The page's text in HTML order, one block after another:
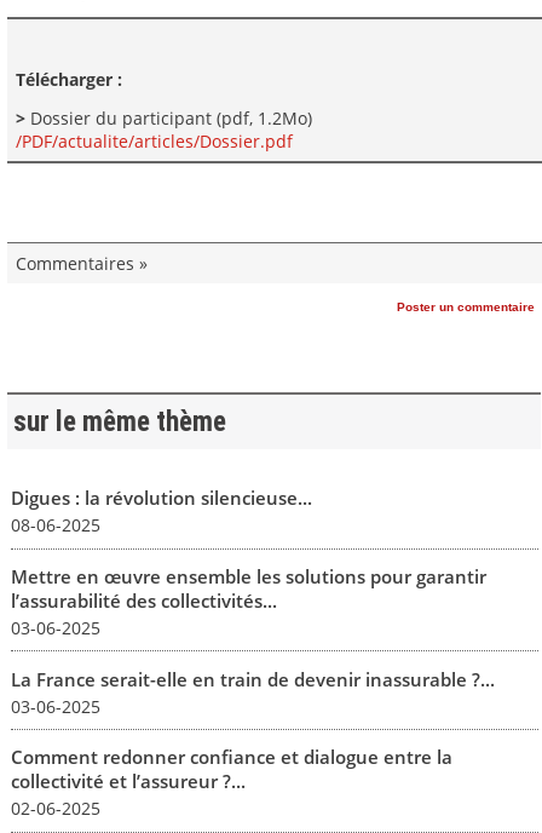
Télécharger :
>Dossier du participant (pdf, 1.2Mo)
/PDF/actualite/articles/Dossier.pdf
Commentaires »
Poster un commentaire
sur le même thème
Digues : la révolution silencieuse...
08-06-2025
Mettre en œuvre ensemble les solutions pour garantir
l’assurabilité des collectivités...
03-06-2025
La France serait-elle en train de devenir inassurable ?...
03-06-2025
Comment redonner confiance et dialogue entre la
collectivité et l’assureur ?...
02-06-2025